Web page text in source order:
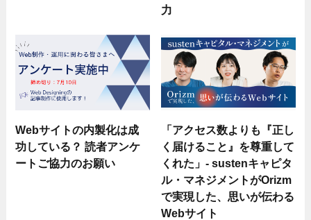
力
Webサイトの内製化は成
功している？ 読者アンケ
ートご協力のお願い
「アクセス数よりも『正し
く届けること』を尊重して
くれた」- sustenキャピタ
ル・マネジメントがOrizm
で実現した、思いが伝わる
Webサイト